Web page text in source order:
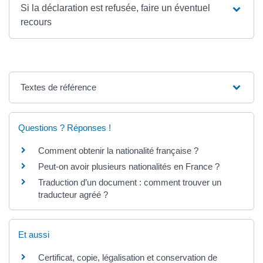
Si la déclaration est refusée, faire un éventuel
recours
Textes de référence
Questions ? Réponses !
Comment obtenir la nationalité française ?
Peut-on avoir plusieurs nationalités en France ?
Traduction d’un document : comment trouver un
traducteur agréé ?
Et aussi
Certificat, copie, légalisation et conservation de